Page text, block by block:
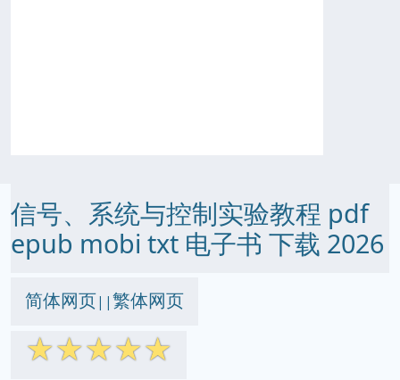
信号、系统与控制实验教程 pdf
epub mobi txt 电子书 下载 2026
简体网页||繁体网页
☆☆☆☆☆